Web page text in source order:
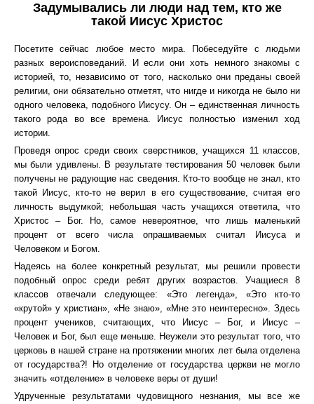
Задумывались ли люди над тем, кто же
такой Иисус Христос
Посетите сейчас любое место мира. Побеседуйте с людьми
разных вероисповеданий. И если они хоть немного знакомы с
историей, то, независимо от того, насколько они преданы своей
религии, они обязательно отметят, что нигде и никогда не было ни
одного человека, подобного Иисусу. Он – единственная личность
такого рода во все времена. Иисус полностью изменил ход
истории.
Проведя опрос среди своих сверстников, учащихся 11 классов,
мы были удивлены. В результате тестирования 50 человек были
получены не радующие нас сведения. Кто-то вообще не знал, кто
такой Иисус, кто-то не верил в его существование, считая его
личность выдумкой; небольшая часть учащихся ответила, что
Христос – Бог. Но, самое невероятное, что лишь маленький
процент от всего числа опрашиваемых считал Иисуса и
Человеком и Богом.
Надеясь на более конкретный результат, мы решили провести
подобный опрос среди ребят других возрастов. Учащиеся 8
классов отвечали следующее: «Это легенда», «Это кто-то
«крутой» у христиан», «Не знаю», «Мне это неинтересно». Здесь
процент учеников, считающих, что Иисус – Бог, и Иисус –
Человек и Бог, был еще меньше. Неужели это результат того, что
церковь в нашей стране на протяжении многих лет была отделена
от государства?! Но отделение от государства церкви не могло
значить «отделение» в человеке веры от души!
Удрученные результатами чудовищного незнания, мы все же